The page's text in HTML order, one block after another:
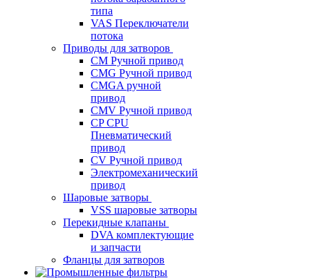
типа
VAS Переключатели
потока
Приводы для затворов
СМ Ручной привод
CMG Ручной привод
CMGA ручной
привод
CMV Ручной привод
CP CPU
Пневматический
привод
CV Ручной привод
Электромеханический
привод
Шаровые затворы
VSS шаровые затворы
Перекидные клапаны
DVA комплектующие
и запчасти
Фланцы для затворов